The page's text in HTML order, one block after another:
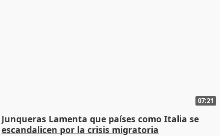
07:21
Junqueras Lamenta que países como Italia se
escandalicen por la crisis migratoria